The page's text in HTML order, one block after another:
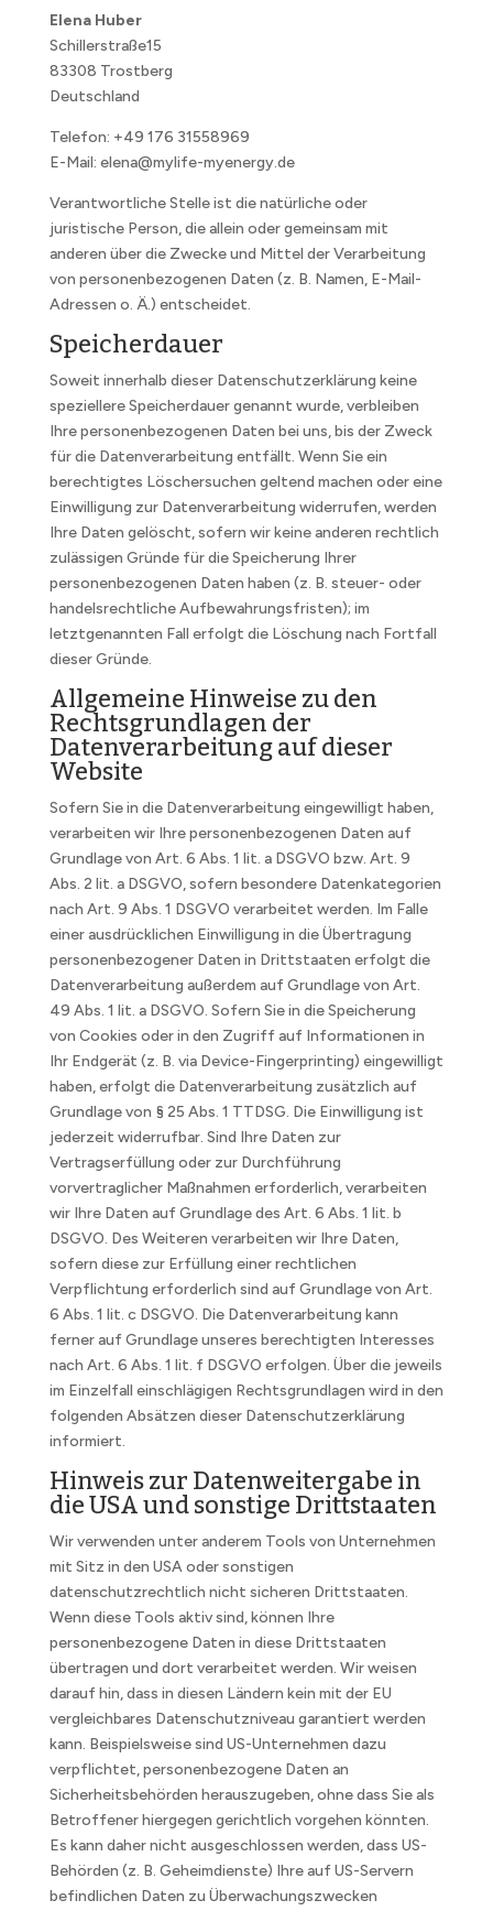
Elena Huber
Schillerstraße15
83308 Trostberg
Deutschland
Telefon: +49 176 31558969
E-Mail: elena@mylife-myenergy.de
Verantwortliche Stelle ist die natürliche oder
juristische Person, die allein oder gemeinsam mit
anderen über die Zwecke und Mittel der Verarbeitung
von personenbezogenen Daten (z. B. Namen, E-Mail-
Adressen o. Ä.) entscheidet.
Speicherdauer
Soweit innerhalb dieser Datenschutzerklärung keine
speziellere Speicherdauer genannt wurde, verbleiben
Ihre personenbezogenen Daten bei uns, bis der Zweck
für die Datenverarbeitung entfällt. Wenn Sie ein
berechtigtes Löschersuchen geltend machen oder eine
Einwilligung zur Datenverarbeitung widerrufen, werden
Ihre Daten gelöscht, sofern wir keine anderen rechtlich
zulässigen Gründe für die Speicherung Ihrer
personenbezogenen Daten haben (z. B. steuer- oder
handelsrechtliche Aufbewahrungsfristen); im
letztgenannten Fall erfolgt die Löschung nach Fortfall
dieser Gründe.
Allgemeine Hinweise zu den
Rechtsgrundlagen der
Datenverarbeitung auf dieser
Website
Sofern Sie in die Datenverarbeitung eingewilligt haben,
verarbeiten wir Ihre personenbezogenen Daten auf
Grundlage von Art. 6 Abs. 1 lit. a DSGVO bzw. Art. 9
Abs. 2 lit. a DSGVO, sofern besondere Datenkategorien
nach Art. 9 Abs. 1 DSGVO verarbeitet werden. Im Falle
einer ausdrücklichen Einwilligung in die Übertragung
personenbezogener Daten in Drittstaaten erfolgt die
Datenverarbeitung außerdem auf Grundlage von Art.
49 Abs. 1 lit. a DSGVO. Sofern Sie in die Speicherung
von Cookies oder in den Zugriff auf Informationen in
Ihr Endgerät (z. B. via Device-Fingerprinting) eingewilligt
haben, erfolgt die Datenverarbeitung zusätzlich auf
Grundlage von § 25 Abs. 1 TTDSG. Die Einwilligung ist
jederzeit widerrufbar. Sind Ihre Daten zur
Vertragserfüllung oder zur Durchführung
vorvertraglicher Maßnahmen erforderlich, verarbeiten
wir Ihre Daten auf Grundlage des Art. 6 Abs. 1 lit. b
DSGVO. Des Weiteren verarbeiten wir Ihre Daten,
sofern diese zur Erfüllung einer rechtlichen
Verpflichtung erforderlich sind auf Grundlage von Art.
6 Abs. 1 lit. c DSGVO. Die Datenverarbeitung kann
ferner auf Grundlage unseres berechtigten Interesses
nach Art. 6 Abs. 1 lit. f DSGVO erfolgen. Über die jeweils
im Einzelfall einschlägigen Rechtsgrundlagen wird in den
folgenden Absätzen dieser Datenschutzerklärung
informiert.
Hinweis zur Datenweitergabe in
die USA und sonstige Drittstaaten
Wir verwenden unter anderem Tools von Unternehmen
mit Sitz in den USA oder sonstigen
datenschutzrechtlich nicht sicheren Drittstaaten.
Wenn diese Tools aktiv sind, können Ihre
personenbezogene Daten in diese Drittstaaten
übertragen und dort verarbeitet werden. Wir weisen
darauf hin, dass in diesen Ländern kein mit der EU
vergleichbares Datenschutzniveau garantiert werden
kann. Beispielsweise sind US-Unternehmen dazu
verpflichtet, personenbezogene Daten an
Sicherheitsbehörden herauszugeben, ohne dass Sie als
Betroffener hiergegen gerichtlich vorgehen könnten.
Es kann daher nicht ausgeschlossen werden, dass US-
Behörden (z. B. Geheimdienste) Ihre auf US-Servern
befindlichen Daten zu Überwachungszwecken